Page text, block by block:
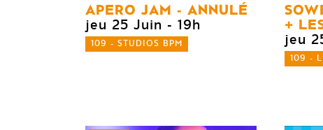
APERO JAM - ANNULÉ
jeu 25 Juin - 19h
109 - STUDIOS BPM
jeu
109 -